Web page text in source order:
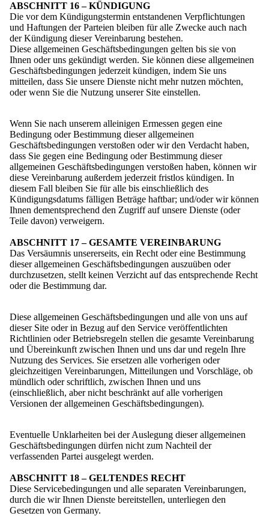
ABSCHNITT 16 – KÜNDIGUNG
Die vor dem Kündigungstermin entstandenen Verpflichtungen
und Haftungen der Parteien bleiben für alle Zwecke auch nach
der Kündigung dieser Vereinbarung bestehen.
Diese allgemeinen Geschäftsbedingungen gelten bis sie von
Ihnen oder uns gekündigt werden. Sie können diese allgemeinen
Geschäftsbedingungen jederzeit kündigen, indem Sie uns
mitteilen, dass Sie unsere Dienste nicht mehr nutzen möchten,
oder wenn Sie die Nutzung unserer Site einstellen.
Wenn Sie nach unserem alleinigen Ermessen gegen eine
Bedingung oder Bestimmung dieser allgemeinen
Geschäftsbedingungen verstoßen oder wir den Verdacht haben,
dass Sie gegen eine Bedingung oder Bestimmung dieser
allgemeinen Geschäftsbedingungen verstoßen haben, können wir
diese Vereinbarung außerdem jederzeit fristlos kündigen. In
diesem Fall bleiben Sie für alle bis einschließlich des
Kündigungsdatums fälligen Beträge haftbar; und/oder wir können
Ihnen dementsprechend den Zugriff auf unsere Dienste (oder
Teile davon) verweigern.
ABSCHNITT 17 – GESAMTE VEREINBARUNG
Das Versäumnis unsererseits, ein Recht oder eine Bestimmung
dieser allgemeinen Geschäftsbedingungen auszuüben oder
durchzusetzen, stellt keinen Verzicht auf das entsprechende Recht
oder die Bestimmung dar.
Diese allgemeinen Geschäftsbedingungen und alle von uns auf
dieser Site oder in Bezug auf den Service veröffentlichten
Richtlinien oder Betriebsregeln stellen die gesamte Vereinbarung
und Übereinkunft zwischen Ihnen und uns dar und regeln Ihre
Nutzung des Services. Sie ersetzen alle vorherigen oder
gleichzeitigen Vereinbarungen, Mitteilungen und Vorschläge, ob
mündlich oder schriftlich, zwischen Ihnen und uns
(einschließlich, aber nicht beschränkt auf alle vorherigen
Versionen der allgemeinen Geschäftsbedingungen).
Eventuelle Unklarheiten bei der Auslegung dieser allgemeinen
Geschäftsbedingungen dürfen nicht zum Nachteil der
verfassenden Partei ausgelegt werden.
ABSCHNITT 18 – GELTENDES RECHT
Diese Servicebedingungen und alle separaten Vereinbarungen,
durch die wir Ihnen Dienste bereitstellen, unterliegen den
Gesetzen von Germany.